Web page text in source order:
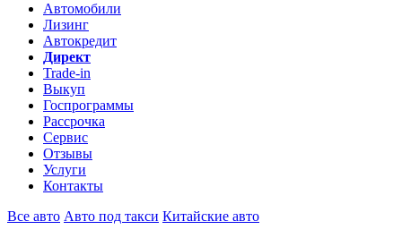
Автомобили
Лизинг
Автокредит
Директ
Trade-in
Выкуп
Госпрограммы
Рассрочка
Сервис
Отзывы
Услуги
Контакты
Все авто Авто под такси Китайские авто